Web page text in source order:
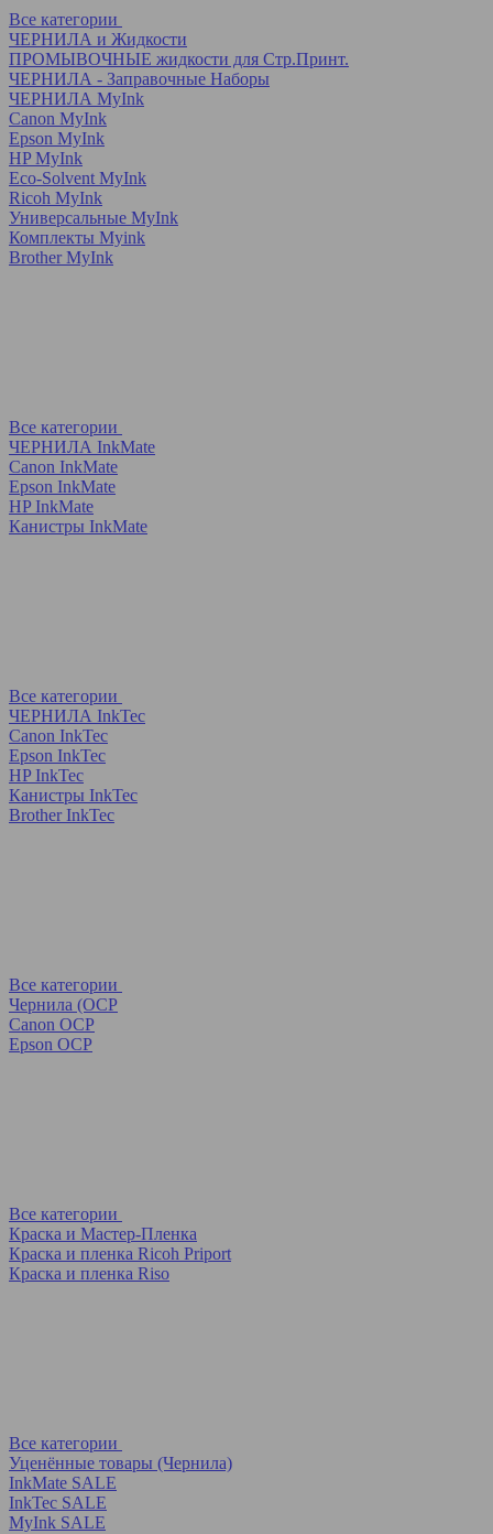
Все категории
ЧЕРНИЛА и Жидкости
ПРОМЫВОЧНЫЕ жидкости для Стр.Принт.
ЧЕРНИЛА - Заправочные Наборы
ЧЕРНИЛА MyInk
Canon MyInk
Epson MyInk
HP MyInk
Eco-Solvent MyInk
Ricoh MyInk
Универсальные MyInk
Комплекты Myink
Brother MyInk
Все категории
ЧЕРНИЛА InkMate
Canon InkMate
Epson InkMate
HP InkMate
Канистры InkMate
Все категории
ЧЕРНИЛА InkTec
Canon InkTec
Epson InkTec
HP InkTec
Канистры InkTec
Brother InkTec
Все категории
Чернила (OCP
Canon OCP
Epson OCP
Все категории
Краска и Мастер-Пленка
Краска и пленка Ricoh Priport
Краска и пленка Riso
Все категории
Уценённые товары (Чернила)
InkMate SALE
InkTec SALE
MyInk SALE